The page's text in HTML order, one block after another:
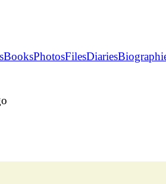
BooksPhotosFilesDiaries